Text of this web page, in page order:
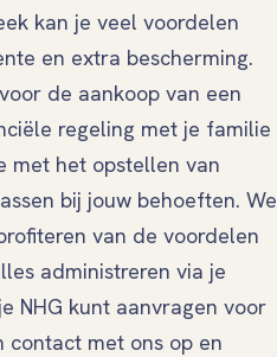
kan je veel voordelen
en extra bescherming.
de aankoop van een
regeling met je familie
met het opstellen van
bij jouw behoeften. We
van de voordelen
administreren via je
NHG kunt aanvragen voor
contact met ons op en